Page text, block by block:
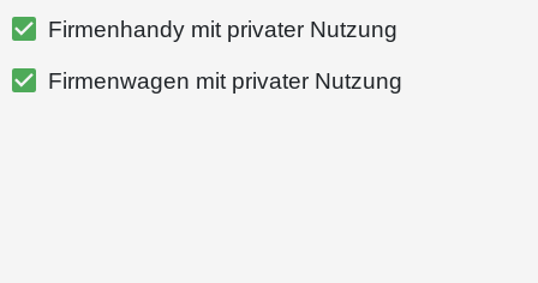
Firmenhandy mit privater Nutzung
Firmenwagen mit privater Nutzung